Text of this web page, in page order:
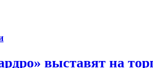
выставят на